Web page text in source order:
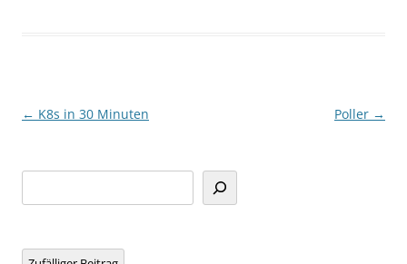
Beitragsnavigation
← K8s in 30 Minuten Poller →